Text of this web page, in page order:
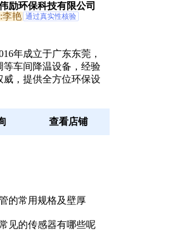
励环保科技有限公司
李艳 通过真实性核验
年成立于广东东莞，
等车间降温设备，经验
威，提供全方位环保设
查看店铺
的常用规格及壁厚
见的传感器有哪些呢